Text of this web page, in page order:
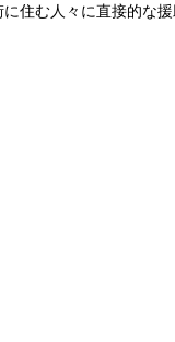
住む人々に直接的な